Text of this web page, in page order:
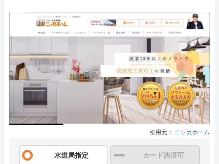
引用元： ニッカホーム
水道局指定 カード決済可